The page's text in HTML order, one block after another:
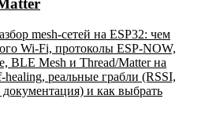
mesh-сетей на ESP32: чем
Wi-Fi, протоколы ESP-NOW,
BLE Mesh и Thread/Matter на
реальные грабли (RSSI,
и как выбрать